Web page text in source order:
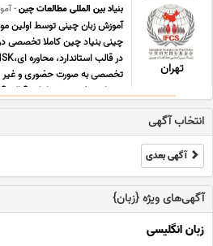
تهران
بنیاد بین المللی مطالعات چین-
آموزش زبان چینی توسط اولین
چینی بنیاد چین کاملا تخصصی
تخصصی به صورت حضوری و
روزهای هفته بین ساعات 8 الی 20 برگزار می ... ...
انتخاب آگهی
آگهی بعدی
آگهی‌های ویژه {زبان}
زبان انگلیسی